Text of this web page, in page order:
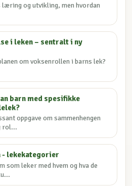
og utvikling, men hvordan
i leken – sentralt i ny
om voksenrollen i barns lek?
barn med spesifikke
oppgave om sammenhengen
rol...
- lekekategorier
som leker med hvem og hva de